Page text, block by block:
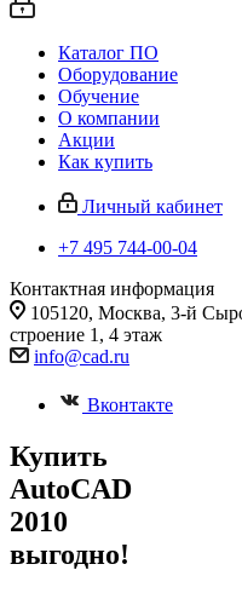
Каталог ПО
Оборудование
Обучение
О компании
Акции
Как купить
Личный кабинет
+7 495 744-00-04
Контактная информация
105120, Москва, 3-й
строение 1, 4 этаж
info@cad.ru
Вконтакте
Купить
AutoCAD
2010
выгодно!